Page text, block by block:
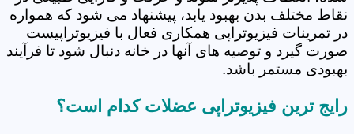
نقاط مختلف بدن بهبود یابد، پیشنهاد می شود که همواره
در تمرینات فیزیوتراپی همکاری فعال با فیزیوتراپیست
صورت گیرد و توصیه های آنها در خانه دنبال شود تا فرآیند
بهبودی مستمر باشد.
رایج ترین فیزیوتراپی عضلات کدام است؟